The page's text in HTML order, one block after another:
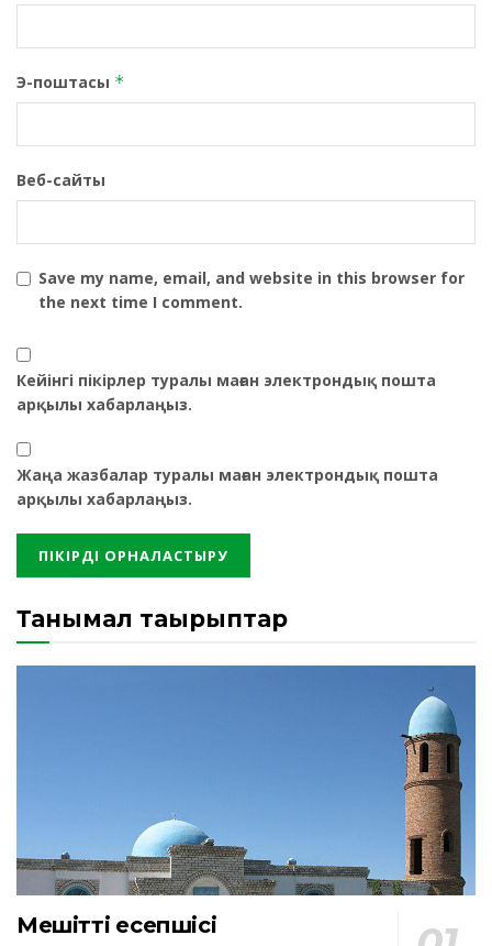
Э-поштасы *
Веб-сайты
Save my name, email, and website in this browser for
the next time I comment.
Кейінгі пікірлер туралы маған электрондық пошта
арқылы хабарлаңыз.
Жаңа жазбалар туралы маған электрондық пошта
арқылы хабарлаңыз.
Танымал тақырыптар
Мешіттің есепшісі